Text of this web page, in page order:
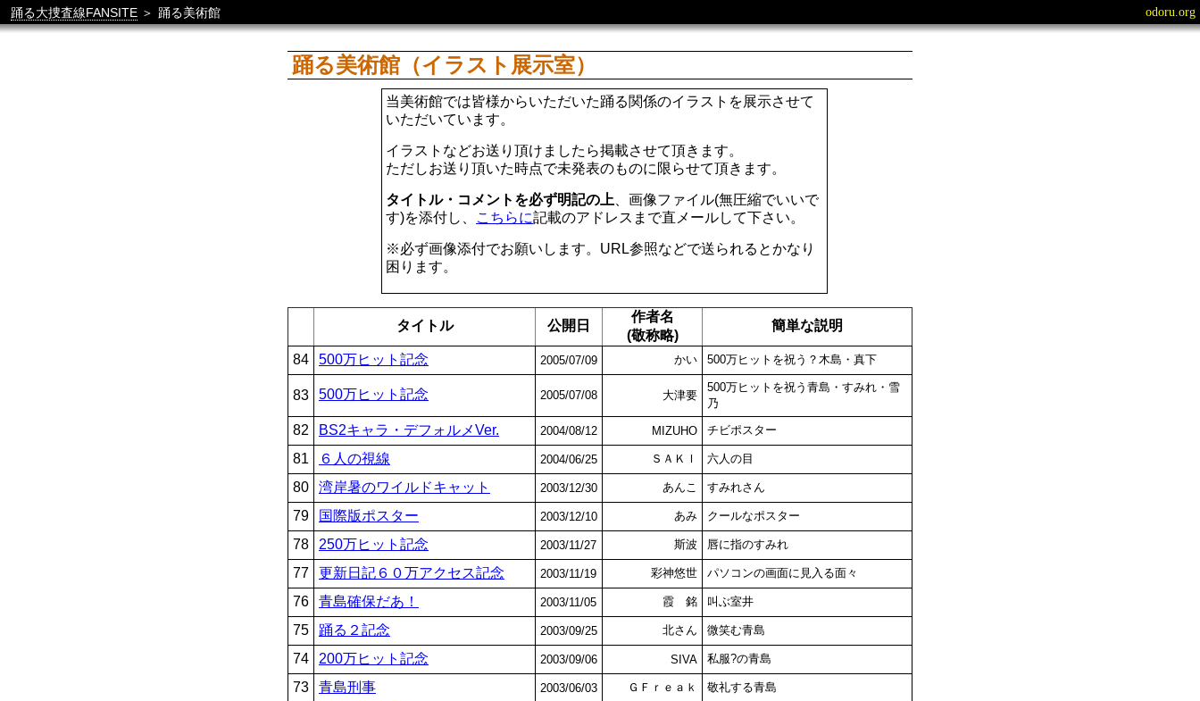
踊る大捜査線FANSITE ＞ 踊る美術館 odoru.org
踊る美術館（イラスト展示室）
当美術館では皆様からいただいた踊る関係のイラストを展示させて
いただいています。
イラストなどお送り頂けましたら掲載させて頂きます。
ただしお送り頂いた時点で未発表のものに限らせて頂きます。
タイトル・コメントを必ず明記の上 、画像ファイル(無圧縮でいいで
す)を添付し、
こちらに記載のアドレスまで直メールして下さい。
※必ず画像添付でお願いします。URL参照などで送られるとかなり
困ります。
タイトル 公開日
作者名
(敬称略)
簡単な説明
84 500万ヒット記念 2005/07/09 かい 500万ヒットを祝う？木島・真下
83 500万ヒット記念 2005/07/08 大津要
500万ヒットを祝う青島・すみれ・雪
乃
82 BS2キャラ・デフォルメVer. 2004/08/12 MIZUHO チビポスター
81 ６人の視線 2004/06/25 ＳＡＫＩ 六人の目
80 湾岸暑のワイルドキャット 2003/12/30 あんこ すみれさん
79 国際版ポスター 2003/12/10 あみ クールなポスター
78 250万ヒット記念 2003/11/27 斯波 唇に指のすみれ
77 更新日記６０万アクセス記念 2003/11/19 彩神悠世 パソコンの画面に見入る面々
76 青島確保だあ！ 2003/11/05 霞 銘 叫ぶ室井
75 踊る２記念 2003/09/25 北さん 微笑む青島
74 200万ヒット記念 2003/09/06 SIVA 私服?の青島
73 青島刑事 2003/06/03 ＧＦｒｅａｋ 敬礼する青島